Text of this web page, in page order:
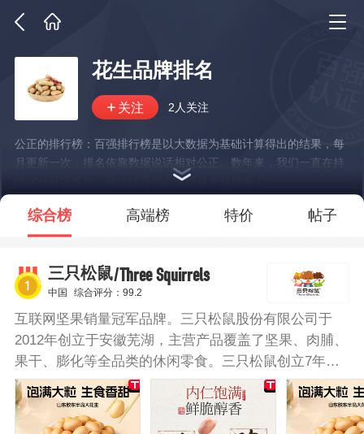
花生品牌排名
2人关注
公正的排行榜：百强排行榜是以大数据为基础计算得出的结果，每
月更新一次，排名依靠数据说话相对公正。数年来，我们一直在持
续优化升级算法，排名结果也会变得越来越精准！
*说明：仅展示部分数据
综合榜 高端榜 特价 帖子
三只松鼠/Three Squirrels
中国 综合评分：99.2
互联网坚果销量冠军品牌。三只松鼠股份有限公司于
2012年创立于安徽芜湖，主营产品覆盖了坚果、肉脯、
果干、膨化等全品类的休闲零食。三只松鼠创立7年
来，三只松鼠累计销售坚果零食产品超过200亿元。
2018年“双十一”当天，三只松鼠全渠道实现销售额6.82
亿元。三只松鼠花生颗粒饱满，酥脆可口，大小均匀，